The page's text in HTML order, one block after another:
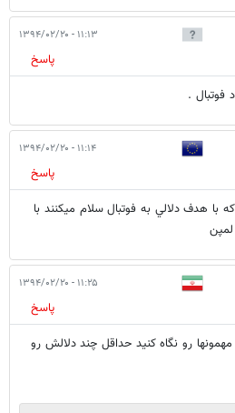
۱۱:۱۳ - ۱۳۹۴/۰۲/۲۰
پاسخ
.
۱۱:۱۴ - ۱۳۹۴/۰۲/۲۰
پاسخ
با هدف دلالي به فوتبال سلام ميكنند با
۱۱:۲۵ - ۱۳۹۴/۰۲/۲۰
پاسخ
رو نگاه کنید حداقل چند دلالش رو